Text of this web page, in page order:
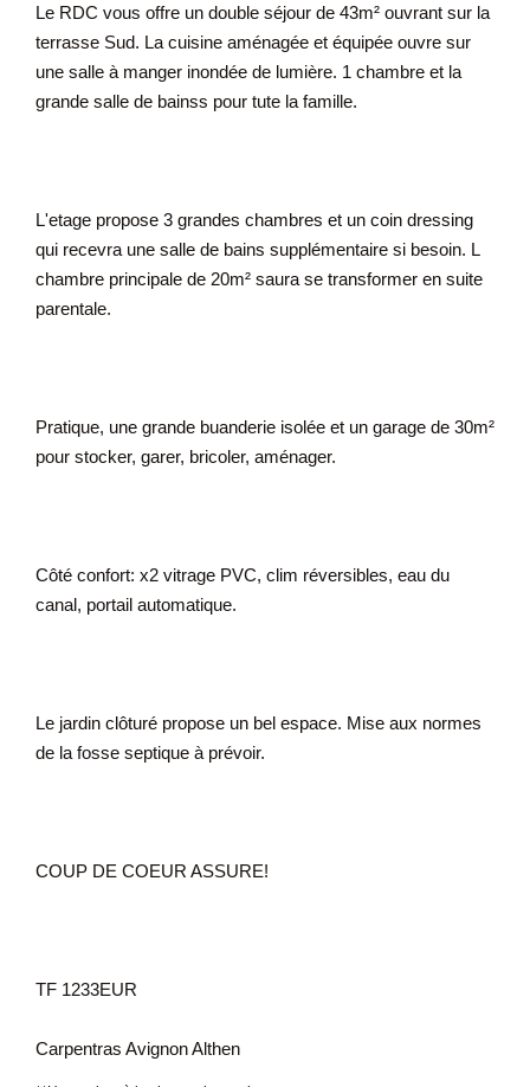
Le RDC vous offre un double séjour de 43m² ouvrant sur la
terrasse Sud. La cuisine aménagée et équipée ouvre sur
une salle à manger inondée de lumière. 1 chambre et la
grande salle de bainss pour tute la famille.
L'etage propose 3 grandes chambres et un coin dressing
qui recevra une salle de bains supplémentaire si besoin. L
chambre principale de 20m² saura se transformer en suite
parentale.
Pratique, une grande buanderie isolée et un garage de 30m²
pour stocker, garer, bricoler, aménager.
Côté confort: x2 vitrage PVC, clim réversibles, eau du
canal, portail automatique.
Le jardin clôturé propose un bel espace. Mise aux normes
de la fosse septique à prévoir.
COUP DE COEUR ASSURE!
TF 1233EUR
Carpentras Avignon Althen